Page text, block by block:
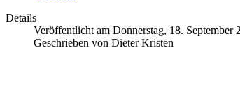
Details
Veröffentlicht am Donnerstag, 18. September
Geschrieben von Dieter Kristen